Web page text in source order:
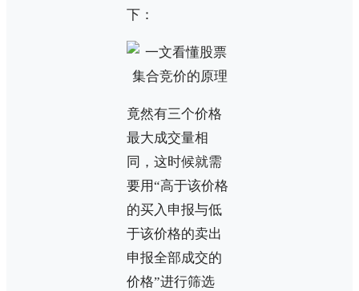
下：
竟然有三个价格
最大成交量相
同，这时候就需
要用“高于该价格
的买入申报与低
于该价格的卖出
申报全部成交的
价格”进行筛选